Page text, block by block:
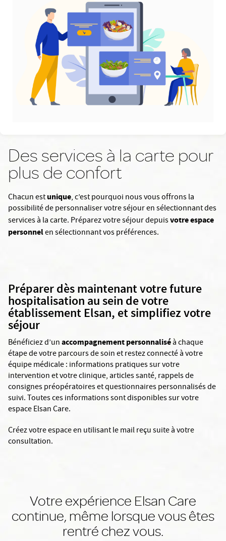
Des services à la carte pour
plus de confort
Chacun estunique, c’est pourquoi nous vous offrons la
possibilité de personnaliser votre séjour en sélectionnant des
services à la carte. Préparez votre séjour depuisvotre espace
personnelen sélectionnant vos préférences.
Préparer dès maintenant votre future
hospitalisation au sein de votre
établissement Elsan, et simplifiez votre
séjour
Bénéficiez d’unaccompagnement personnaliséà chaque
étape de votre parcours de soin et restez connecté à votre
équipe médicale : informations pratiques sur votre
intervention et votre clinique, articles santé, rappels de
consignes préopératoires et questionnaires personnalisés de
suivi. Toutes ces informations sont disponibles sur votre
espace Elsan Care.
Créez votre espace en utilisant le mail reçu suite à votre
consultation.
Votre expérience Elsan Care
continue, même lorsque vous êtes
rentré chez vous.